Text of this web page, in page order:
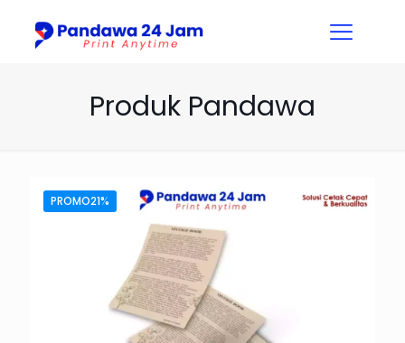
Produk Pandawa
PROMO21%